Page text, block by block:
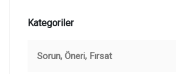
Kategoriler
Sorun, Öneri, Fırsat